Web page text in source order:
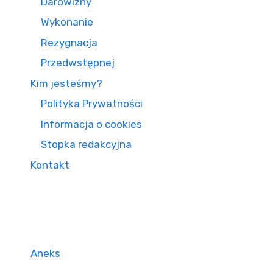
Wykonanie
Rezygnacja
Przedwstępnej
Kim jesteśmy?
Polityka Prywatności
Informacja o cookies
Stopka redakcyjna
Kontakt
Aneks